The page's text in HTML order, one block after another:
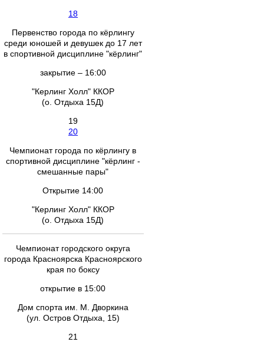
18
Первенство города по кёрлингу
среди юношей и девушек до 17 лет
в спортивной дисциплине "кёрлинг"
закрытие – 16:00
"Керлинг Холл" ККОР
(о. Отдыха 15Д)
19
20
Чемпионат города по кёрлингу в
спортивной дисциплине "кёрлинг -
смешанные пары"
Открытие 14:00
"Керлинг Холл" ККОР
(о. Отдыха 15Д)
Чемпионат городского округа
города Красноярска Красноярского
края по боксу
открытие в 15:00
Дом спорта им. М. Дворкина
(ул. Остров Отдыха, 15)
21